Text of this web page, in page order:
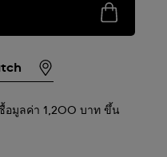
อมูลค่า 1,200 บาท ขึ้น